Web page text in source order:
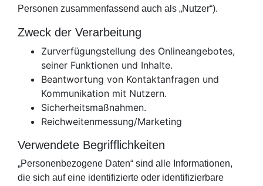
Personen zusammenfassend auch als „Nutzer“).
Zweck der Verarbeitung
Zurverfügungstellung des Onlineangebotes,
seiner Funktionen und Inhalte.
Beantwortung von Kontaktanfragen und
Kommunikation mit Nutzern.
Sicherheitsmaßnahmen.
Reichweitenmessung/Marketing
Verwendete Begrifflichkeiten
„Personenbezogene Daten“ sind alle Informationen,
die sich auf eine identifizierte oder identifizierbare